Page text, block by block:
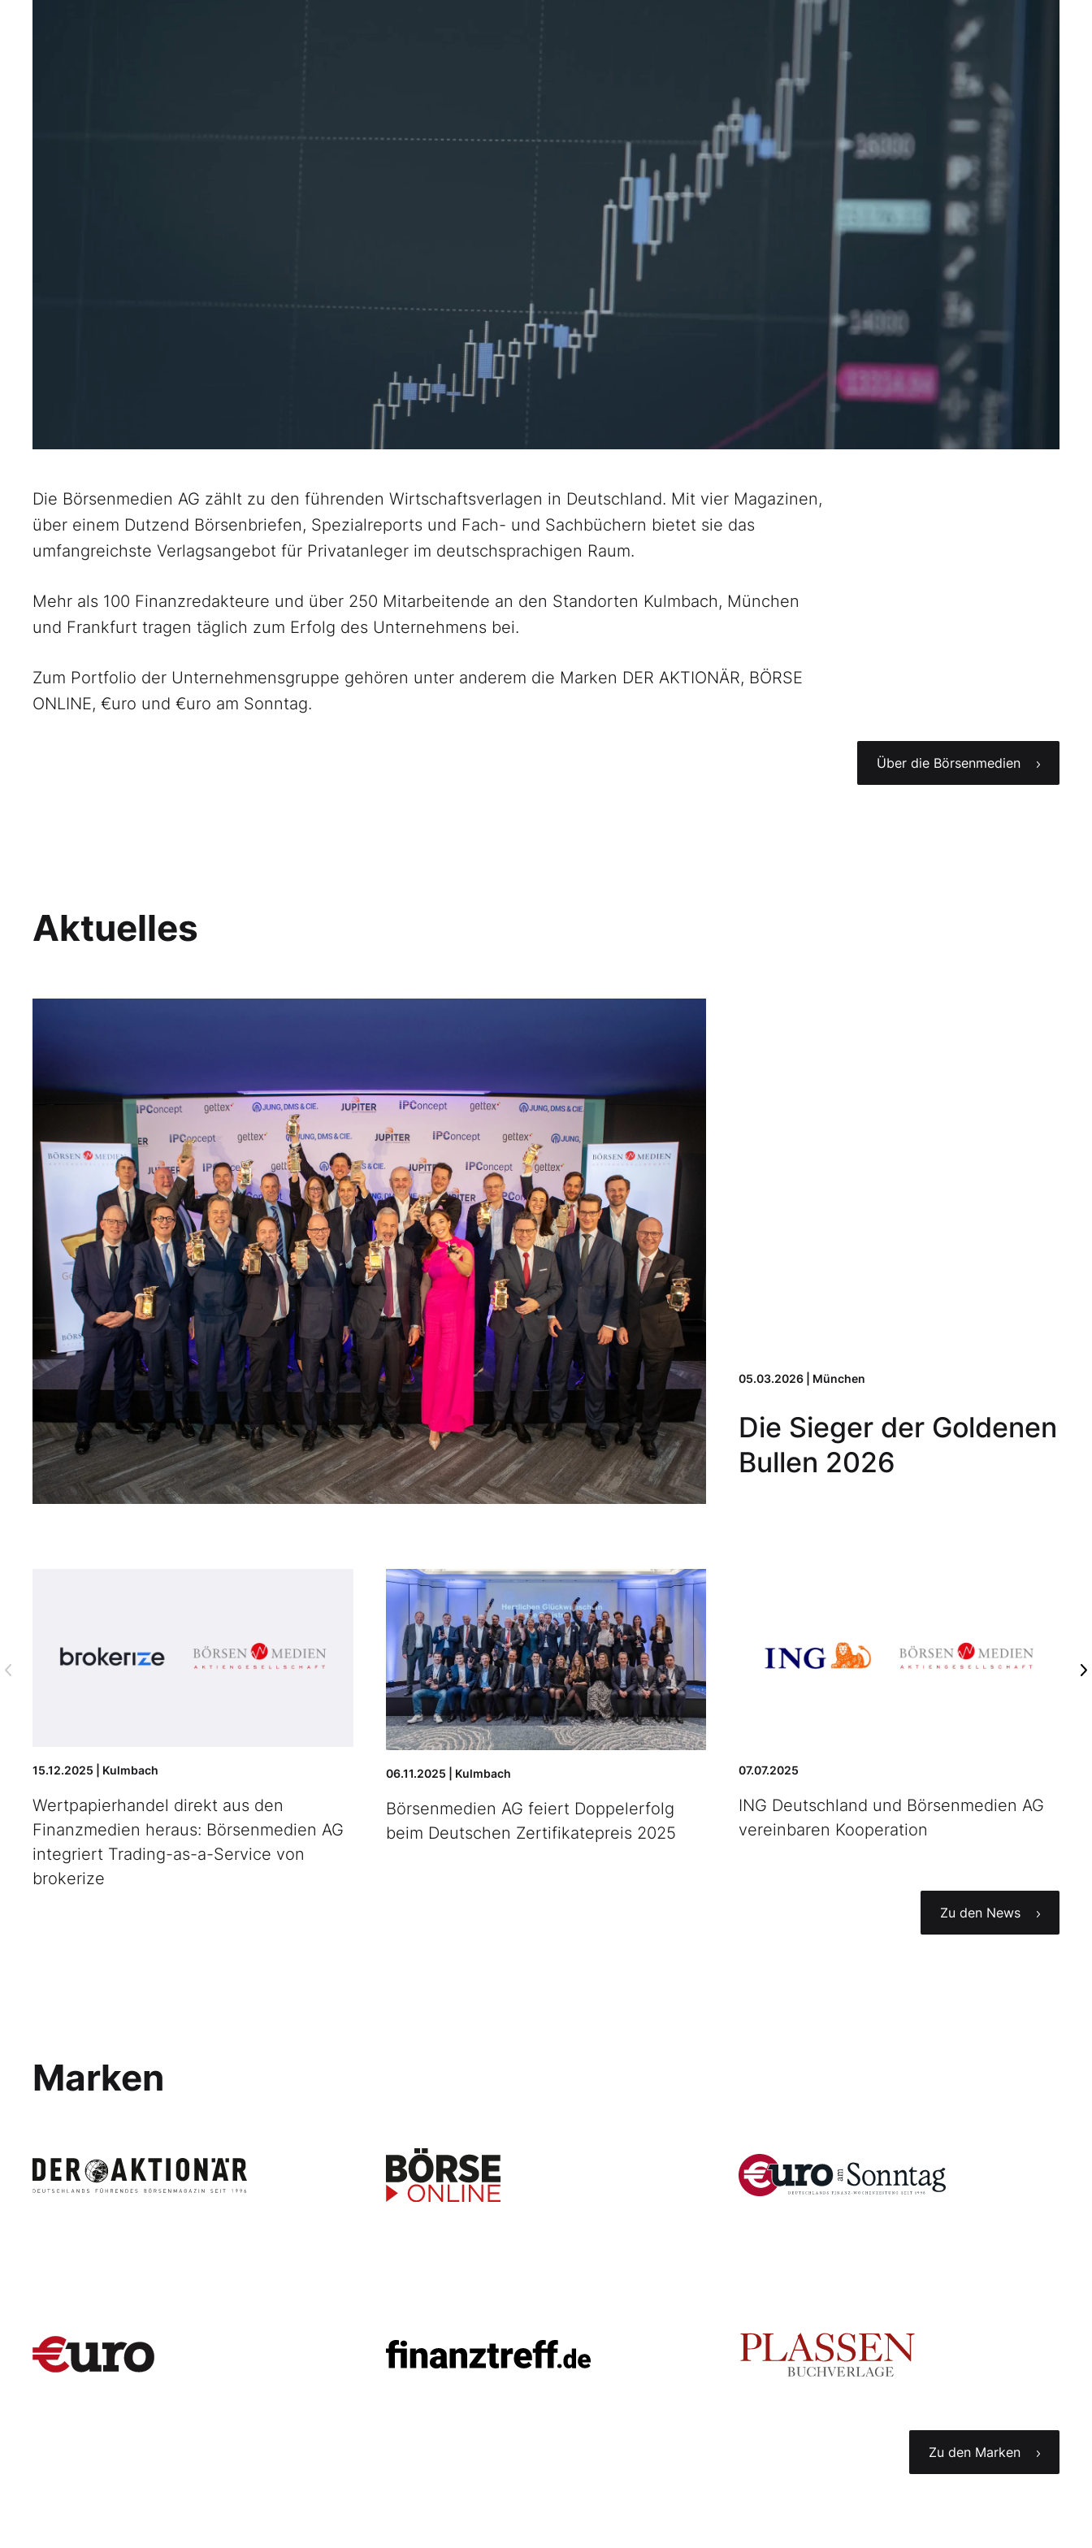
Die Börsenmedien AG zählt zu den führenden Wirtschaftsverlagen in Deutschland. Mit vier Magazinen,
über einem Dutzend Börsenbriefen, Spezialreports und Fach- und Sachbüchern bietet sie das
umfangreichste Verlagsangebot für Privatanleger im deutschsprachigen Raum.
Mehr als 100 Finanzredakteure und über 250 Mitarbeitende an den Standorten Kulmbach, München
und Frankfurt tragen täglich zum Erfolg des Unternehmens bei.
Zum Portfolio der Unternehmensgruppe gehören unter anderem die Marken DER AKTIONÄR, BÖRSE
ONLINE, €uro und €uro am Sonntag.
Über die Börsenmedien
Aktuelles
05.03.2026 | München
Die Sieger der Goldenen
Bullen 2026
15.12.2025 | Kulmbach
Wertpapierhandel direkt aus den
Finanzmedien heraus: Börsenmedien AG
integriert Trading-as-a-Service von
brokerize
06.11.2025 | Kulmbach
Börsenmedien AG feiert Doppelerfolg
beim Deutschen Zertifikatepreis 2025
07.07.2025
ING Deutschland und Börsenmedien AG
vereinbaren Kooperation
Zu den News
Marken
Zu den Marken